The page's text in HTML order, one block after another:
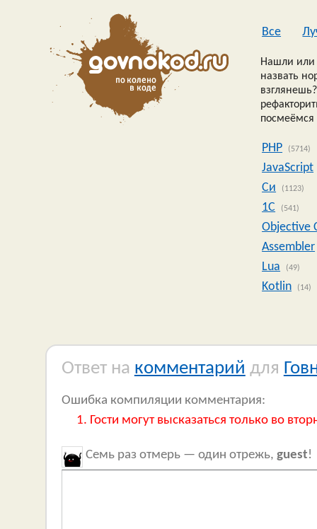
Все
Нашли или
назвать
посмеёмся
PHP (5714)
JavaScript
Си
(1123)
1C (541)
Objective
Assembler
Lua
(49)
Kotlin (14)
Ответ на комментарий для
Ошибка компиляции комментария:
Гости могут высказаться только во
Семь раз отмерь — один отрежь, guest!